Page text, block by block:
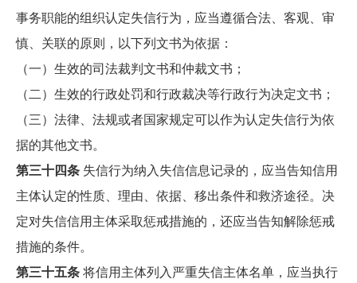
事务职能的组织认定失信行为，应当遵循合法、客观、审
慎、关联的原则，以下列文书为依据：
（一）生效的司法裁判文书和仲裁文书；
（二）生效的行政处罚和行政裁决等行政行为决定文书；
（三）法律、法规或者国家规定可以作为认定失信行为依
据的其他文书。
第三十四条 失信行为纳入失信信息记录的，应当告知信用
主体认定的性质、理由、依据、移出条件和救济途径。决
定对失信信用主体采取惩戒措施的，还应当告知解除惩戒
措施的条件。
第三十五条 将信用主体列入严重失信主体名单，应当执行